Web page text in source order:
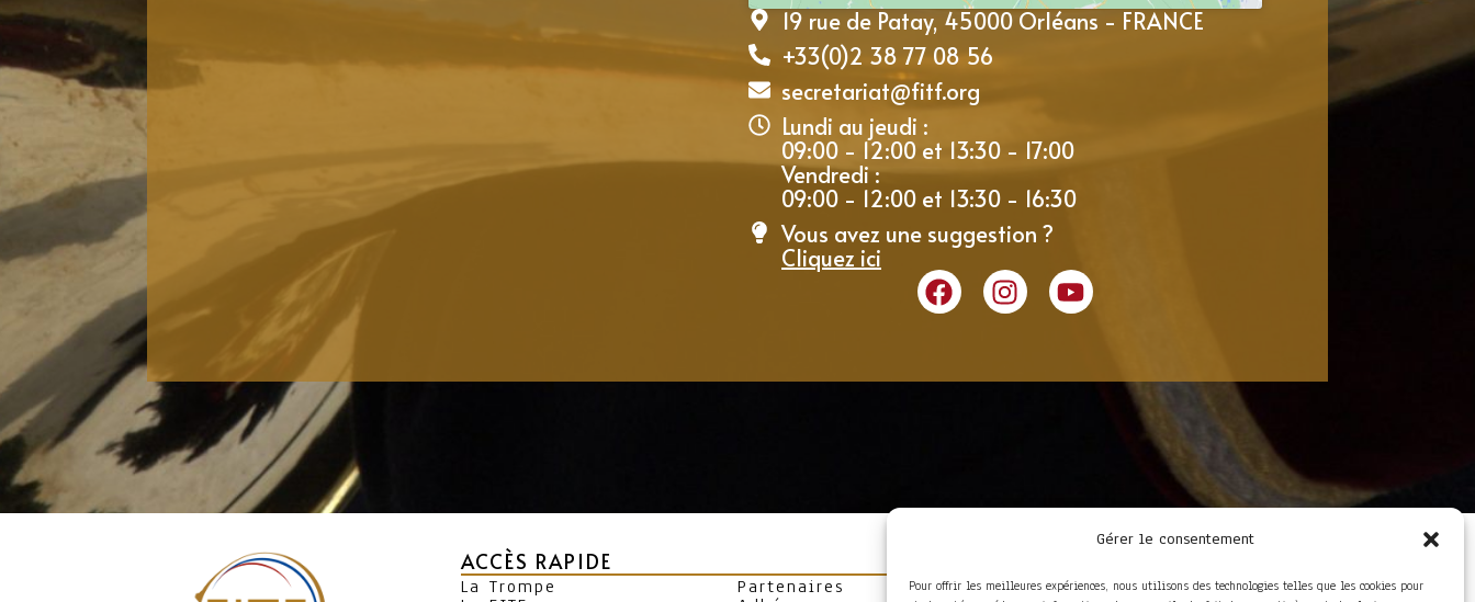
Gérer le consentement
Pour offrir les meilleures expériences, nous utilisons des technologies telles que les cookies pour
19 rue de Patay, 45000 Orléans - FRANCE
+33(0)2 38 77 08 56
secretariat@fitf.org
Lundi au jeudi :
09:00 - 12:00 et 13:30 - 17:00
Vendredi :
09:00 - 12:00 et 13:30 - 16:30
Vous avez une suggestion ?
Cliquez ici
ACCÈS RAPIDE
La Trompe Partenaires Foire aux questions